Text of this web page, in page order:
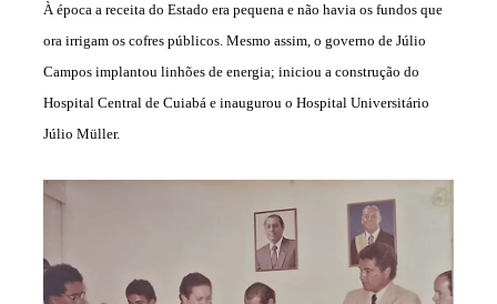
À época a receita do Estado era pequena e não havia os fundos que
ora irrigam os cofres públicos. Mesmo assim, o governo de Júlio
Campos implantou linhões de energia; iniciou a construção do
Hospital Central de Cuiabá e inaugurou o Hospital Universitário
Júlio Müller.